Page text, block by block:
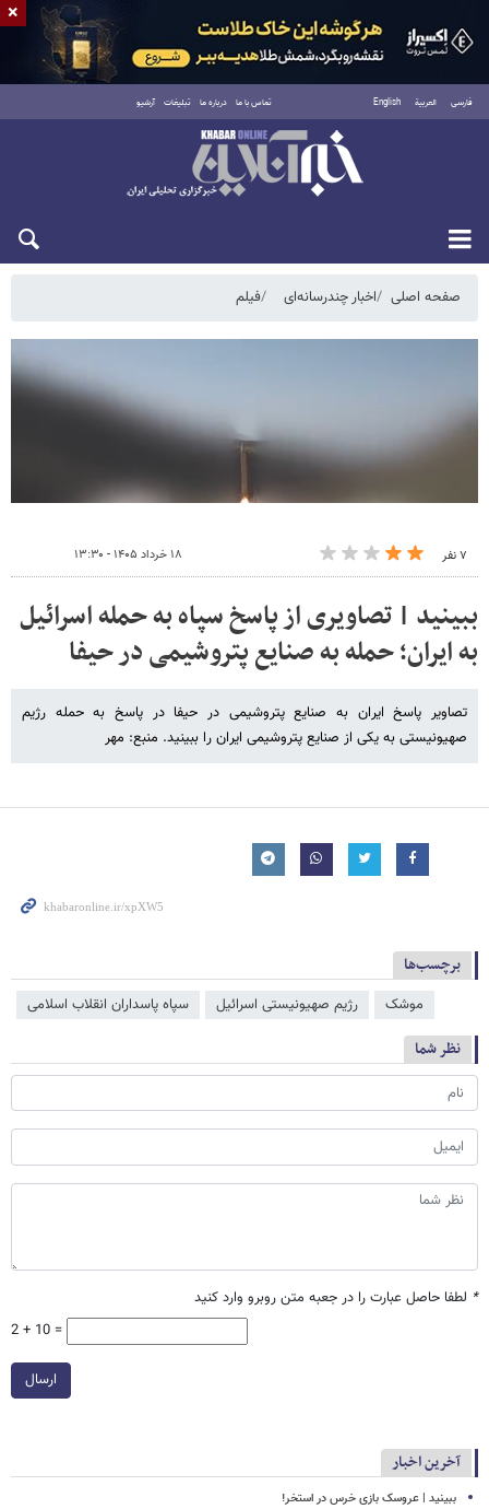
فارسی العربية English تماس با ما درباره ما تبلیغات آرشیو
پنجشنبه ۱۵ مرداد ۱۴۰۵
صفحه اصلی اخبار چندرسانه‌ای فیلم
۷ نفر ۱۸ خرداد ۱۴۰۵ - ۱۳:۳۰
ببینید | تصاویری از پاسخ سپاه به حمله اسرائیل
به ایران؛ حمله به صنایع پتروشیمی در حیفا
تصاویر پاسخ ایران به صنایع پتروشیمی در حیفا در پاسخ به حمله رژیم
صهیونیستی به یکی از صنایع پتروشیمی ایران را ببینید. منبع: مهر
برچسب‌ها
موشک رژیم صهیونیستی اسرائیل سپاه پاسداران انقلاب اسلامی
نظر شما
* لطفا حاصل عبارت را در جعبه متن روبرو وارد کنید
2 + 10 =
ارسال
آخرین اخبار
ببینید | عروسک بازی خرس در استخر!
×